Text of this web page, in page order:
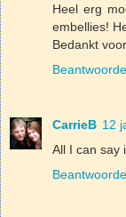
Heel erg
embellies!
Bedankt
CarrieB 12
All I can say